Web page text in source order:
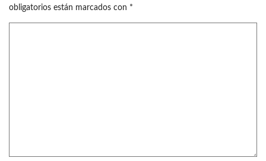
obligatorios están marcados con *